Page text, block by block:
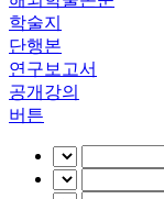
학술지
단행본
연구보고서
공개강의
버튼